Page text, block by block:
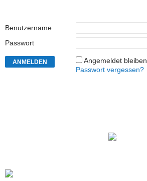
Benutzername
Passwort
Angemeldet bleiben
Passwort vergessen?